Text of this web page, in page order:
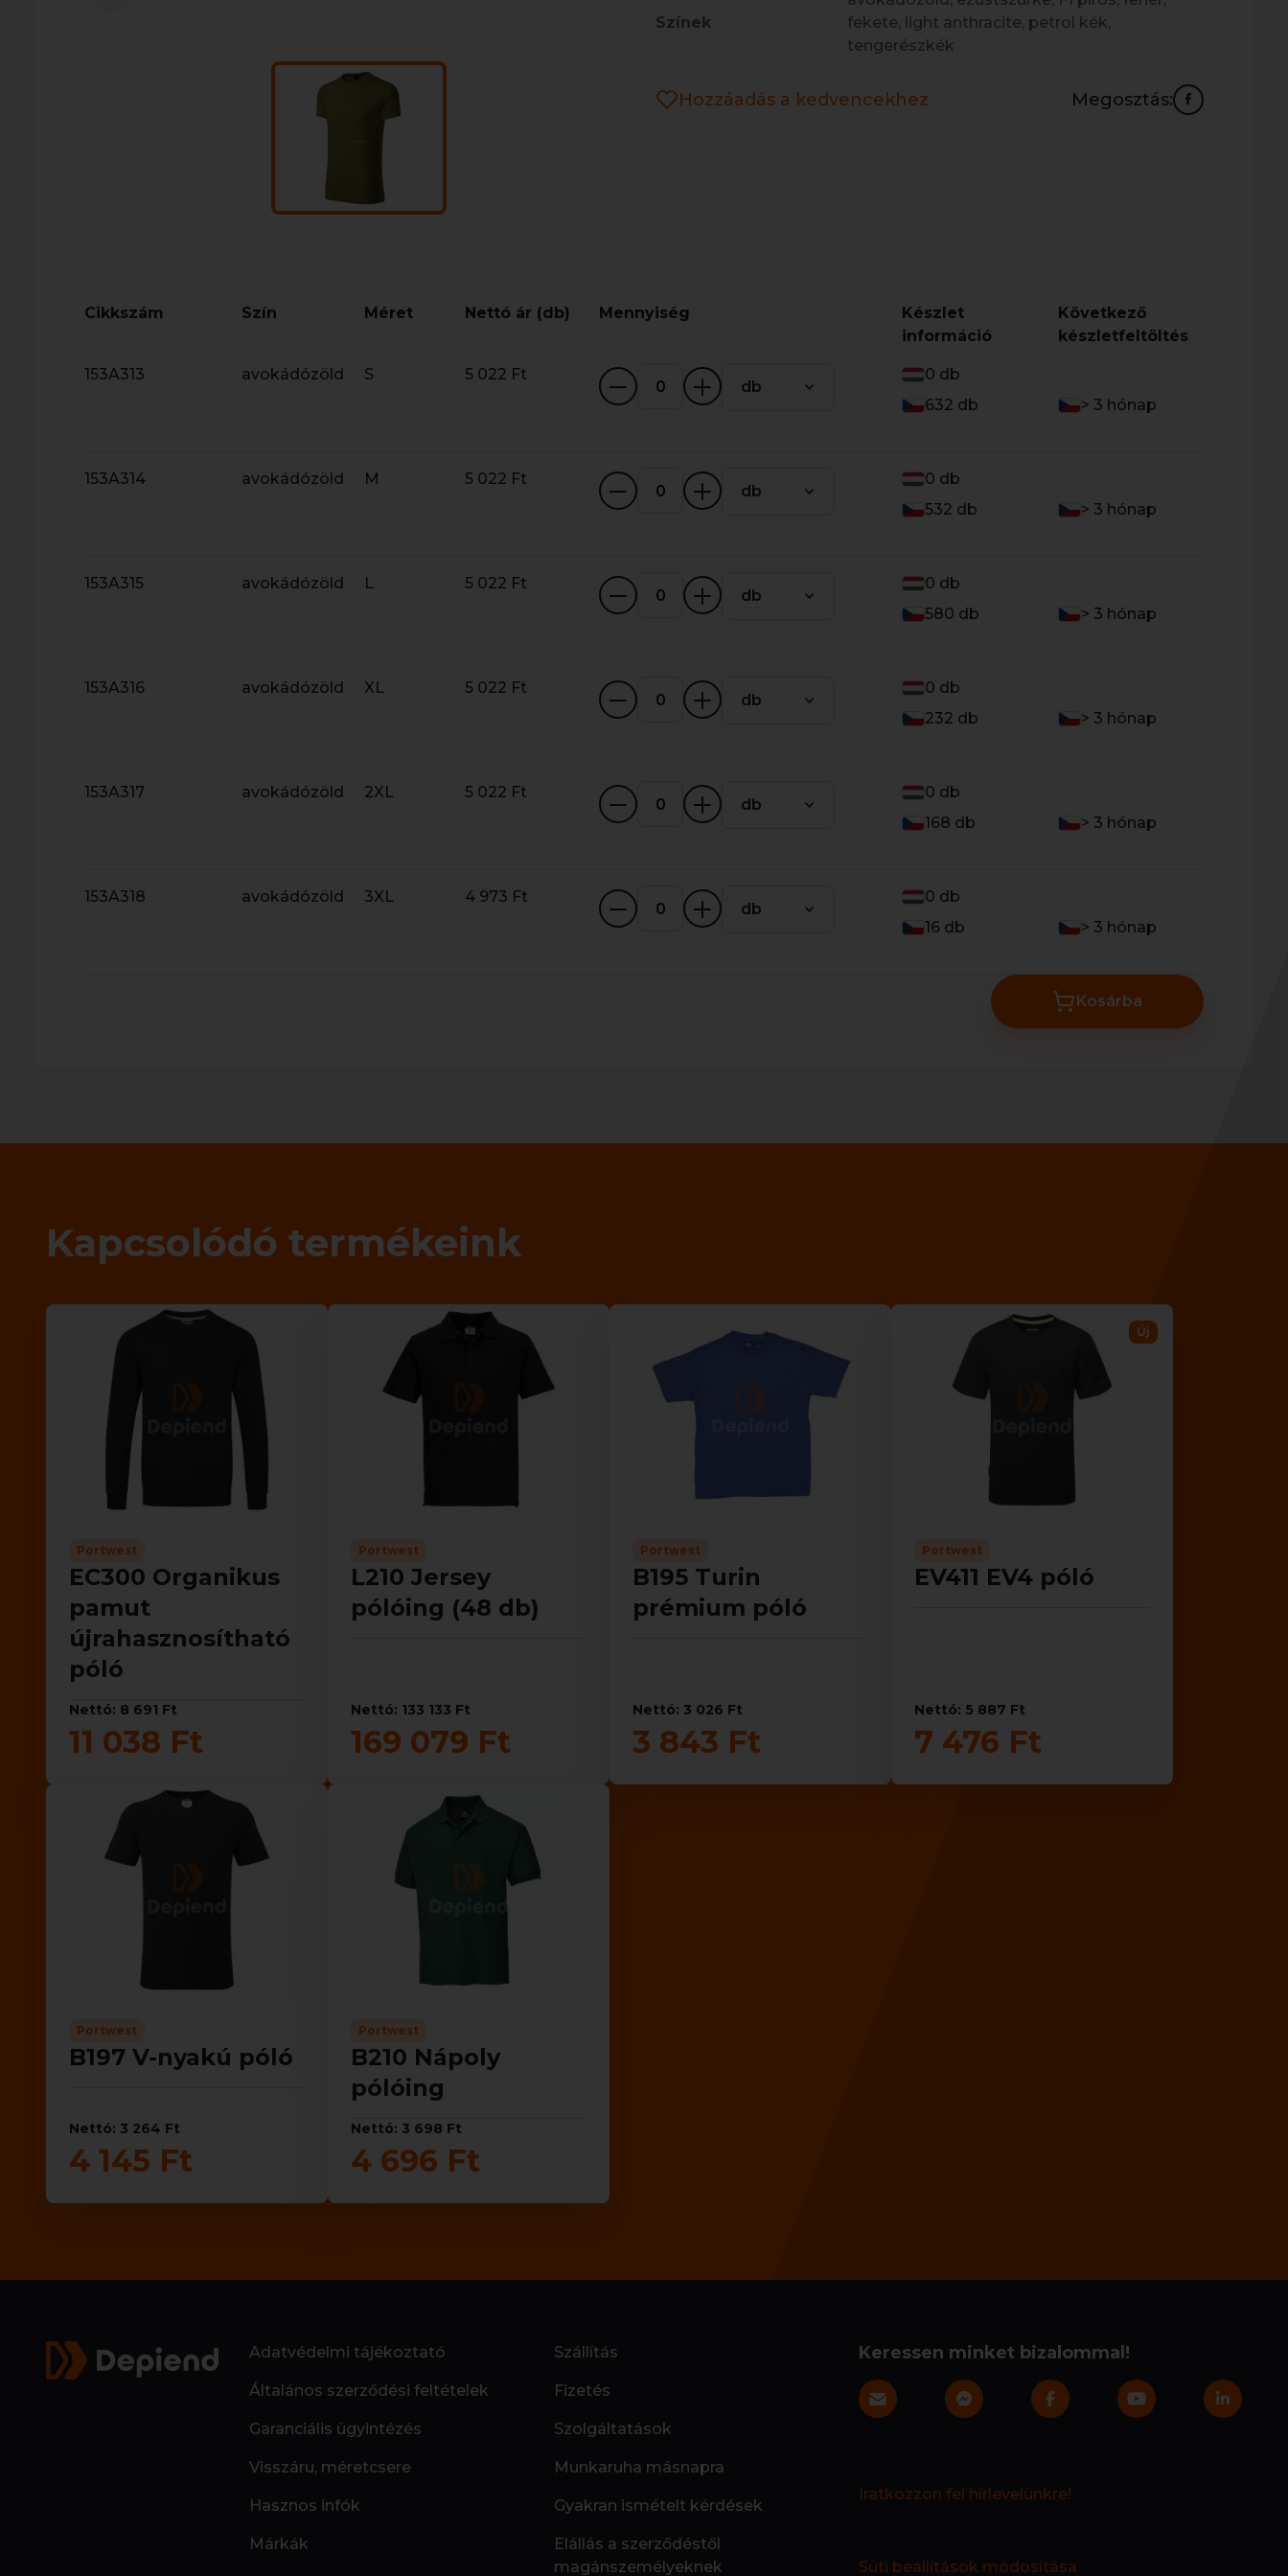
Színek
fekete, light anthracite, petrol kék,
tengerészkék
Hozzáadás a kedvencekhez Megosztás:
Cikkszám Szín Méret Nettó ár (db) Mennyiség
Készlet
információ
Következő
készletfeltöltés
153A313 avokádózöld S 5 022 Ft
db
0 db
632 db
> 3 hónap
153A314 avokádózöld M 5 022 Ft
db
0 db
532 db
> 3 hónap
153A315 avokádózöld L 5 022 Ft
db
0 db
580 db
> 3 hónap
153A316 avokádózöld XL 5 022 Ft
db
0 db
232 db
> 3 hónap
153A317 avokádózöld 2XL 5 022 Ft
db
0 db
168 db
> 3 hónap
153A318 avokádózöld 3XL 4 973 Ft
db
0 db
16 db
> 3 hónap
Kosárba
Kapcsolódó termékeink
Portwest
EC300 Organikus
pamut
újrahasznosítható
póló
Nettó: 8 691 Ft
11 038 Ft
Portwest
L210 Jersey
pólóing (48 db)
Nettó: 133 133 Ft
169 079 Ft
Portwest
B195 Turin
prémium póló
Nettó: 3 026 Ft
3 843 Ft
Új
Portwest
EV411 EV4 póló
Nettó: 5 887 Ft
7 476 Ft
Portwest
B197 V-nyakú póló
Nettó: 3 264 Ft
4 145 Ft
Portwest
B210 Nápoly
pólóing
Nettó: 3 698 Ft
4 696 Ft
Adatvédelmi tájékoztató
Általános szerződési feltételek
Garanciális ügyintézés
Visszáru, méretcsere
Hasznos infók
Márkák
Szállítás
Fizetés
Szolgáltatások
Munkaruha másnapra
Gyakran ismételt kérdések
Elállás a szerződéstől
magánszemélyeknek
Keressen minket bizalommal!
Iratkozzon fel hírlevelünkre!
Süti beállítások módosítása